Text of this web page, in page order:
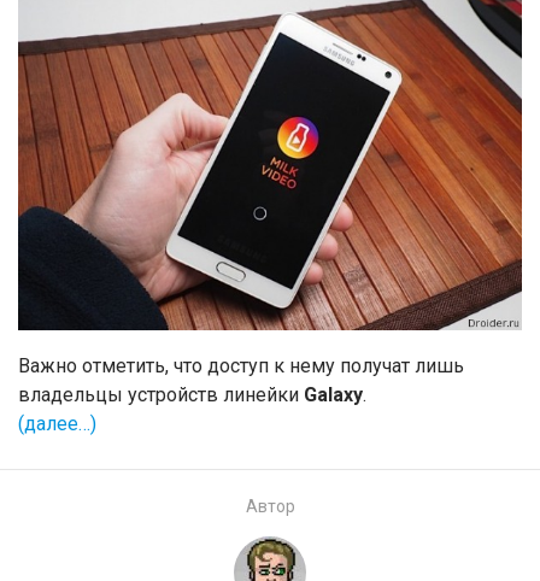
Важно отметить, что доступ к нему получат лишь
владельцы устройств линейки Galaxy.
(далее…)
Автор